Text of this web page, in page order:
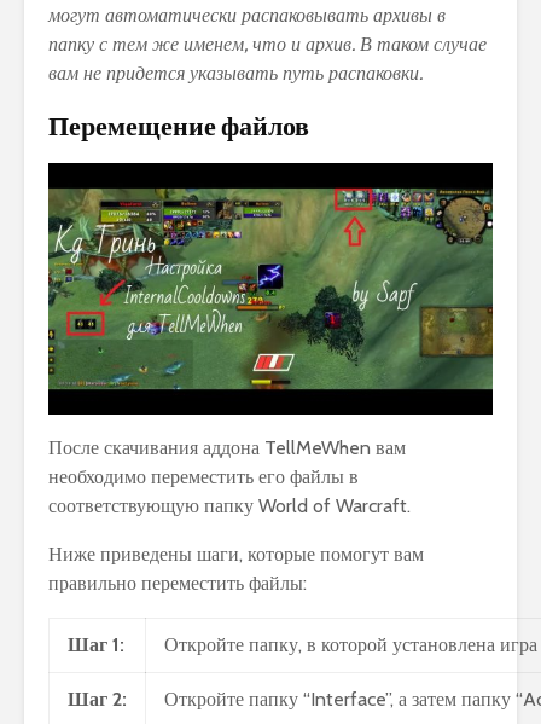
могут автоматически распаковывать архивы в
папку с тем же именем, что и архив. В таком случае
вам не придется указывать путь распаковки.
Перемещение файлов
После скачивания аддона TellMeWhen вам
необходимо переместить его файлы в
соответствующую папку World of Warcraft.
Ниже приведены шаги, которые помогут вам
правильно переместить файлы:
Шаг 1: Откройте папку, в которой установлена
Шаг 2: Откройте папку “Interface”, а затем папку